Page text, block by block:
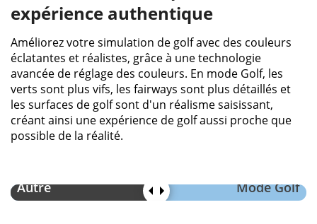
expérience authentique
Améliorez votre simulation de golf avec des couleurs
éclatantes et réalistes, grâce à une technologie
avancée de réglage des couleurs. En mode Golf, les
verts sont plus vifs, les fairways sont plus détaillés et
les surfaces de golf sont d'un réalisme saisissant,
créant ainsi une expérience de golf aussi proche que
possible de la réalité.
Autre Mode Golf